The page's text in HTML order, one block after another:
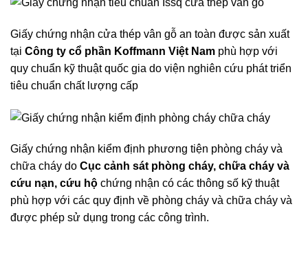
Giấy chứng nhận cửa thép vân gỗ an toàn được sản xuất
tại Công ty cổ phần Koffmann Việt Nam phù hợp với
quy chuẩn kỹ thuật quốc gia do viện nghiên cứu phát triển
tiêu chuẩn chất lượng cấp
Giấy chứng nhận kiểm định phương tiện phòng cháy và
chữa cháy do Cục cảnh sát phòng cháy, chữa cháy và
cứu nạn, cứu hộ chứng nhận có các thông số kỹ thuật
phù hợp với các quy định về phòng cháy và chữa cháy và
được phép sử dụng trong các công trình.